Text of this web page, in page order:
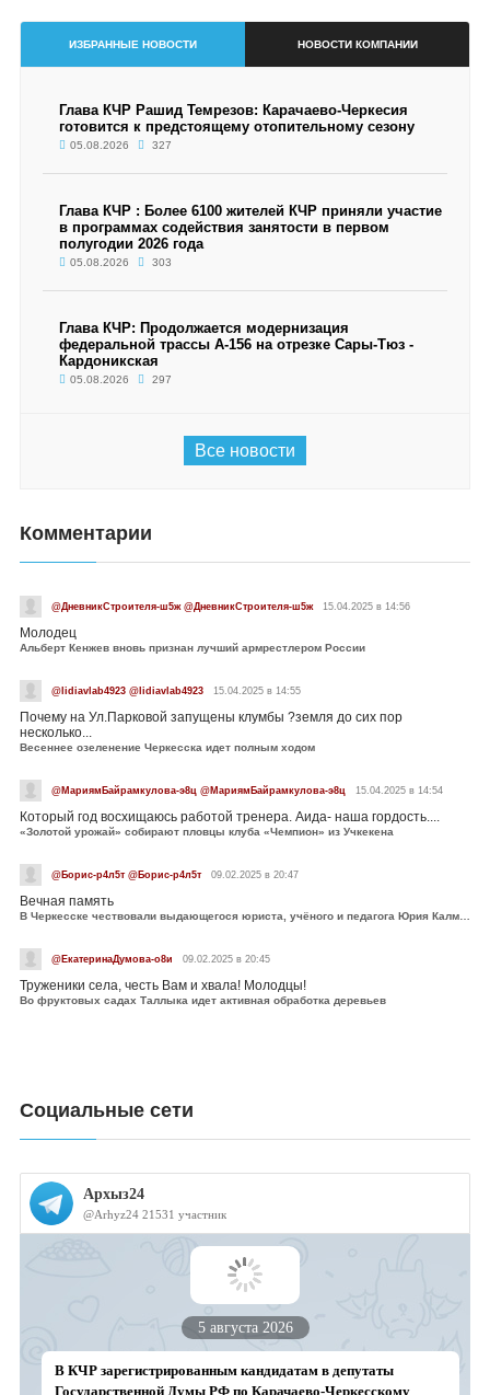
ИЗБРАННЫЕ НОВОСТИ НОВОСТИ КОМПАНИИ
Глава КЧР Рашид Темрезов: Карачаево-Черкесия
готовится к предстоящему отопительному сезону
05.08.2026 327
Глава КЧР : Более 6100 жителей КЧР приняли участие
в программах содействия занятости в первом
полугодии 2026 года
05.08.2026 303
Глава КЧР: Продолжается модернизация
федеральной трассы А-156 на отрезке Сары-Тюз -
Кардоникская
05.08.2026 297
Все новости
Комментарии
@ДневникСтроителя-ш5ж @ДневникСтроителя-ш5ж 15.04.2025 в 14:56
Молодец
Альберт Кенжев вновь признан лучший армрестлером России
@lidiavlab4923 @lidiavlab4923 15.04.2025 в 14:55
Почему на Ул.Парковой запущены клумбы ?земля до сих пор
несколько...
Весеннее озеленение Черкесска идет полным ходом
@МариямБайрамкулова-э8ц @МариямБайрамкулова-э8ц 15.04.2025 в 14:54
Который год восхищаюсь работой тренера. Аида- наша гордость....
«Золотой урожай» собирают пловцы клуба «Чемпион» из Учкекена
@Борис-р4л5т @Борис-р4л5т 09.02.2025 в 20:47
Вечная память
В Черкесске чествовали выдающегося юриста, учёного и педагога Юрия Калмыкова
@ЕкатеринаДумова-о8и 09.02.2025 в 20:45
Труженики села, честь Вам и хвала! Молодцы!
Во фруктовых садах Таллыка идет активная обработка деревьев
Социальные сети